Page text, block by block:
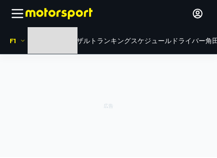
F1 リザルト ランキングスケジュール ドライバー角